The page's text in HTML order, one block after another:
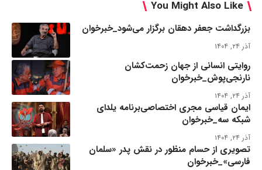
You Might Also Like
بزرگداشت جعفر دهقان برگزار می‌شود_خبرخوان
آذر ۲۴, ۱۴۰۴
روایتی انسانی از جهان زحمت‌کشان
نارنجی‌پوش_خبرخوان
آذر ۲۴, ۱۴۰۴
ایمان قیاسی مجری اختصاصی‌برنامه یلدای
شبکه سه_خبرخوان
آذر ۲۴, ۱۴۰۴
تصویری از حسام منظور در نقش پدر «سلمان
فارسی»_خبرخوان